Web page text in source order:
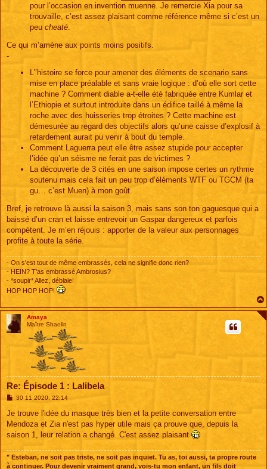
pour l’occasion en invention muenne. Je remercie Xia pour sa
trouvaille, c’est assez plaisant comme référence même si c’est un
peu cheaté
Ce qui m’amène aux points moins positifs.
-
L'’histoire se force pour amener des éléments de scenario sans
mise en place préalable et sans vraie logique : d’où elle sort cette
machine ? Comment diable a-t-elle été fabriquée entre Kumlar et
l’Ethiopie et surtout introduite dans un édifice taillé à même la
roche avec des huisseries trop étroites ? Cette machine est
démesurée au regard des objectifs alors qu’une caisse d’explosif à
retardement aurait pu venir à bout du temple.
Comment Laguerra peut elle être assez stupide pour accepter
l’idée qu’un séisme ne ferait pas de victimes ?
La découverte de 3 cités en une saison impose certes un rythme
soutenu mais cela fait un peu trop d’éléments WTF ou TGCM (ta
gu… c’est Muen) à mon goût.
Bref, je retrouve là aussi la saison 3, mais sans son ton gaguesque qui a
baissé d’un cran et laisse entrevoir un Gaspar dangereux et parfois
compétent. Je m’en réjouis : apporter de la valeur aux personnages
profite à toute la série.
- On s'est tout de même embrassés, cela ne signifie donc rien?
- HEIN? T'as embrassé Ambrosius?
- *soupir* Allez, déblaie!
HOP HOP HOP!
Amaya
Maître Shaolin
Re: Épisode 1 : Lalibela
M
s
a
g
30 11 2020, 22:14
Je trouve l'idée du masque très bien et la petite conversation entre
Mendoza et Zia n'est pas hyper utile mais ça prouve que, depuis la
saison 1, leur relation a changé. C'est assez plaisant
" Esteban, ne soit pas triste, ne soit pas inquiet. Tu as, toi aussi, ta propre route
à continuer. Pour devenir vraiment grand, vois-tu mon enfant, un fils doit